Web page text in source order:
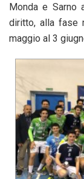
Monda e Sarno
diritto, alla fase
maggio al 3